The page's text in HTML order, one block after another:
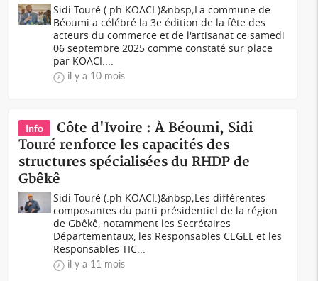
Sidi Touré (.ph KOACI.)&nbsp;La commune de
Béoumi a célébré la 3e édition de la fête des
acteurs du commerce et de l'artisanat ce samedi
06 septembre 2025 comme constaté sur place
par KOACI....
il y a 10 mois
Info
Côte d'Ivoire : À Béoumi, Sidi
Touré renforce les capacités des
structures spécialisées du RHDP de
Gbêkê
Sidi Touré (.ph KOACI.)&nbsp;Les différentes
composantes du parti présidentiel de la région
de Gbêkê, notamment les Secrétaires
Départementaux, les Responsables CEGEL et les
Responsables TIC...
il y a 11 mois